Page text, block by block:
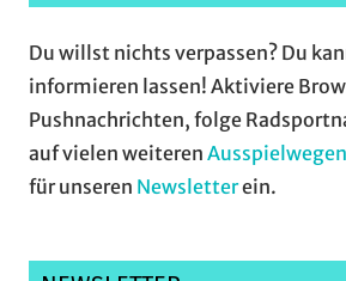
Du willst nichts verpassen? Du
informieren lassen! Aktiviere
Pushnachrichten, folge
auf vielen weiteren Ausspielwegen
für unseren Newsletterein.